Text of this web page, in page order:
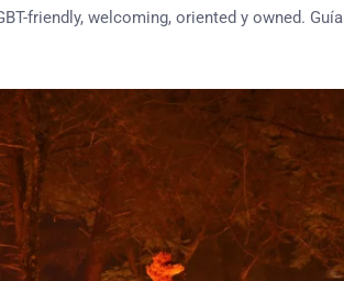
friendly, welcoming, oriented y owned.